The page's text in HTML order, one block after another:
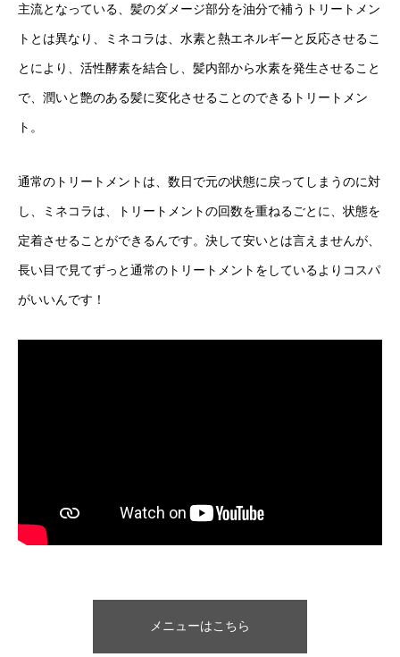
主流となっている、髪のダメージ部分を油分で補うトリートメン
トとは異なり、ミネコラは、水素と熱エネルギーと反応させるこ
とにより、活性酵素を結合し、髪内部から水素を発生させること
で、潤いと艶のある髪に変化させることのできるトリートメン
ト。
通常のトリートメントは、数日で元の状態に戻ってしまうのに対
し、ミネコラは、トリートメントの回数を重ねるごとに、状態を
定着させることができるんです。決して安いとは言えませんが、
長い目で見てずっと通常のトリートメントをしているよりコスパ
がいいんです！
メニューはこちら